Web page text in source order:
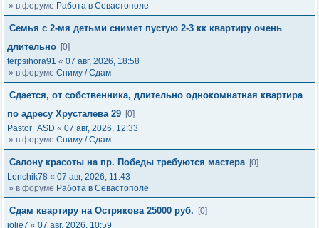
» в форуме Работа в Севастополе
Семья с 2-мя детьми снимет пустую 2-3 кк квартиру очень
длительно [0]
terpsihora91 « 07 авг, 2026, 18:58
» в форуме Сниму / Сдам
Сдается, от собственника, длительно однокомнатная квартира
по адресу Хрусталева 29 [0]
Pastor_ASD « 07 авг, 2026, 12:33
» в форуме Сниму / Сдам
Салону красоты на пр. Победы требуются мастера [0]
Lenchik78 « 07 авг, 2026, 11:43
» в форуме Работа в Севастополе
Сдам квартиру на Острякова 25000 руб.
[0]
jolie7 « 07 авг, 2026, 10:59